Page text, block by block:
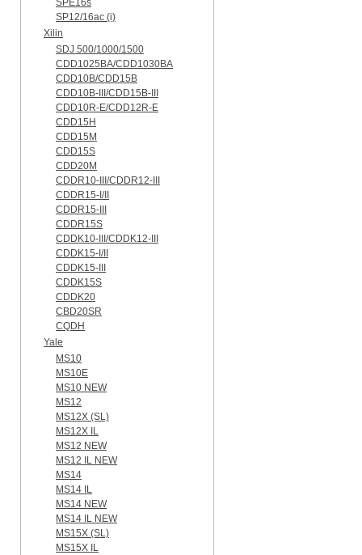
SP12/16ac (i)
Xilin
SDJ 500/1000/1500
CDD1025BA/CDD1030BA
CDD10B/CDD15B
CDD10B-III/CDD15B-III
CDD10R-E/CDD12R-E
CDD15H
CDD15M
CDD15S
CDD20M
CDDR10-III/CDDR12-III
CDDR15-I/II
CDDR15-III
CDDR15S
CDDK10-III/CDDK12-III
CDDK15-I/II
CDDK15-III
CDDK15S
CDDK20
CBD20SR
CQDH
Yale
MS10
MS10E
MS10 NEW
MS12
MS12X (SL)
MS12X IL
MS12 NEW
MS12 IL NEW
MS14
MS14 IL
MS14 NEW
MS14 IL NEW
MS15X (SL)
MS15X IL